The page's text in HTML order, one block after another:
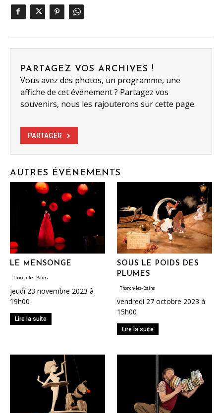
PARTAGEZ VOS ARCHIVES !
Vous avez des photos, un programme, une
affiche de cet événement ? Partagez vos
souvenirs, nous les rajouterons sur cette page.
PARTAGER
AUTRES ÉVÉNEMENTS
LE MENSONGE
Thonon-les-Bains
jeudi 23 novembre 2023 à
19h00
Lire la suite
SOUS LE POIDS DES
PLUMES
Thonon-les-Bains
vendredi 27 octobre 2023 à
15h00
Lire la suite